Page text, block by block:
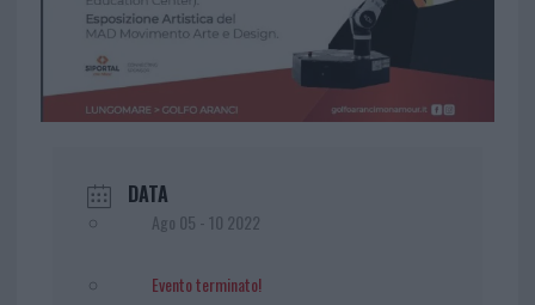
DATA
Ago 05 - 10 2022
Evento terminato!